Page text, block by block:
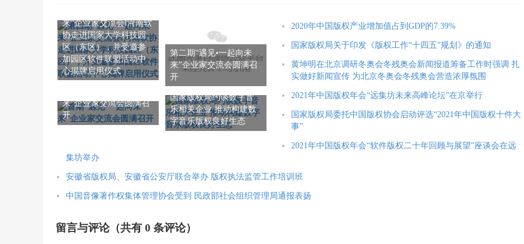
来”企业家交流会‖河南软
协走进国家大学科技园
区（东区），并受邀参
加园区软件联盟活动中
心揭牌启用仪式
第二期“遇见•一起向未
来”企业家交流会圆满召
开
来”企业家交流会圆满召
开
国家版权局约谈数字音
乐相关企业 推动构建数
字音乐版权良好生态
2020年中国版权产业增加值占到GDP的7.39%
国家版权局关于印发《版权工作“十四五”规划》的通知
黄坤明在北京调研冬奥会冬残奥会新闻报道筹备工作时强调 扎
实做好新闻宣传 为北京冬奥会冬残奥会营造浓厚氛围
2021年中国版权年会“远集坊未来高峰论坛”在京举行
国家版权局委托中国版权协会启动评选“2021年中国版权十件大
事”
2021年中国版权年会“软件版权二十年回顾与展望”座谈会在远
集坊举办
安徽省版权局、安徽省公安厅联合举办 版权执法监管工作培训班
中国音像著作权集体管理协会受到 民政部社会组织管理局通报表扬
留言与评论（共有 0 条评论）